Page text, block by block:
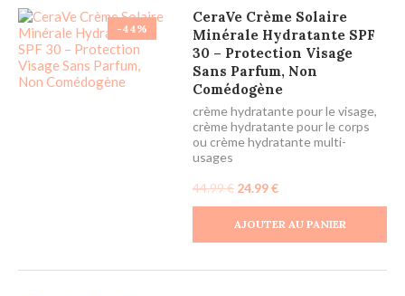
-44%
CeraVe Crème Solaire
Minérale Hydratante SPF
30 – Protection Visage
Sans Parfum, Non
Comédogène
crème hydratante pour le visage,
crème hydratante pour le corps
ou crème hydratante multi-
usages
44.99€ 24.99€
AJOUTER AU PANIER